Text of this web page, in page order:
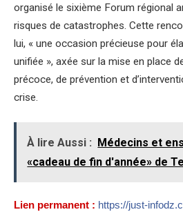
organisé le sixième Forum régional
risques de catastrophes. Cette
lui, « une occasion précieuse pour
unifiée », axée sur la mise en place
précoce, de prévention et
crise.
À lire Aussi : Médecins et
«cadeau de fin d'année» de
Lien permanent : https://just-